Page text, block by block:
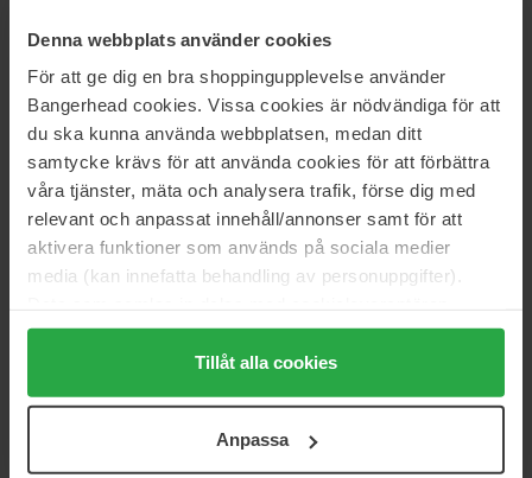
Denna webbplats använder cookies
För att ge dig en bra shoppingupplevelse använder
Bangerhead cookies. Vissa cookies är nödvändiga för att
du ska kunna använda webbplatsen, medan ditt
samtycke krävs för att använda cookies för att förbättra
våra tjänster, mäta och analysera trafik, förse dig med
relevant och anpassat innehåll/annonser samt för att
aktivera funktioner som används på sociala medier
media (kan innefatta behandling av personuppgifter).
Genom att trycka på "Tillåt alla cookies" accepterar du
alla cookies, medan du under "Detaljer" kan anpassa
användningen av cookies. Du kan när som helst återkalla
samt vår Integritetspolicy.
Tillåt alla cookies
Anpassa
RMS Beauty
ReDimension Hydra Powder
Blush Refill
7 g
33 €
Clarins
Joli Blush
5 g
45 € Niet op voorraad
Hickap
Powder Blush
The Sculpting Blush